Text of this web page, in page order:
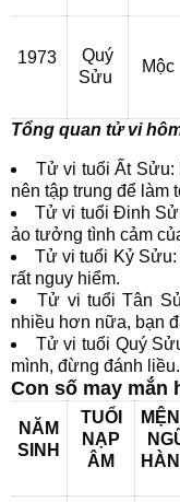
1973
Quý
Sửu
Mộc
Tổng quan tử vi
Tử vi tuổi Ất Sửu:
nên tập trung để làm
Tử vi tuổi Đinh
ảo tưởng tình cảm
Tử vi tuổi Kỷ
rất nguy hiểm.
Tử vi tuổi Tân
nhiều hơn nữa, bạn
Tử vi tuổi Quý
mình, đừng đánh liều.
Con số may mắn
NĂM
SINH
TUỔI
NẠP
ÂM